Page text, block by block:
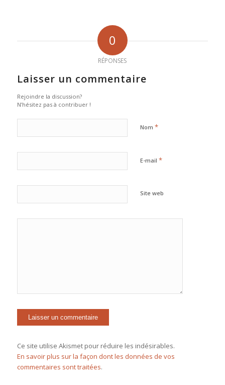
0
RÉPONSES
Laisser un commentaire
Rejoindre la discussion?
N’hésitez pas à contribuer !
Nom *
E-mail *
Site web
Ce site utilise Akismet pour réduire les indésirables.
En savoir plus sur la façon dont les données de vos
commentaires sont traitées.